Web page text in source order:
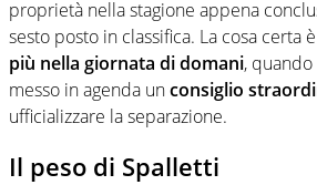
proprietà nella stagione appena
sesto posto in classifica. La cosa certa
più nella giornata di domani,
messo in agenda unconsiglio
ufficializzare la separazione.
Il peso di Spalletti